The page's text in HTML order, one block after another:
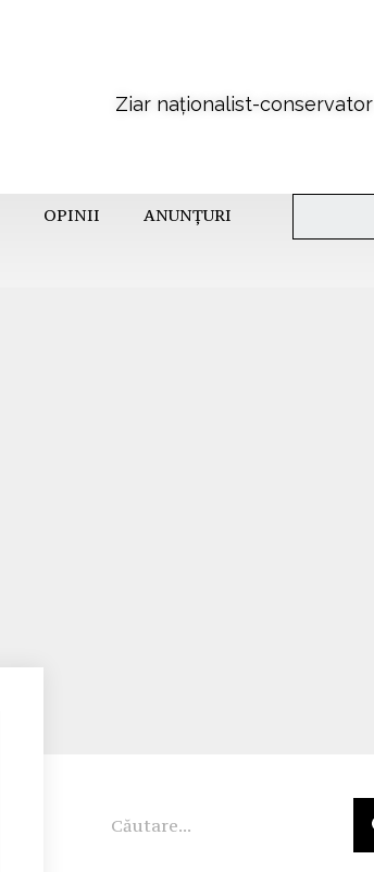
Ziar naționalist-conservator
OPINII ANUNȚURI